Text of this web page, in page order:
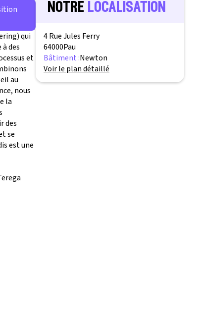
qui
des
et
au
nous
la
des
se
est une
notre localisation
4 Rue Jules Ferry
64000Pau
Bâtiment :Newton
Voir le plan détaillé